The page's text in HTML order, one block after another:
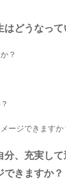
はどうなって
？
ージできますか
分、充実し
できますか？